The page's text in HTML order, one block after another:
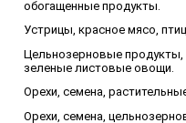
обогащенные продукты.
Устрицы, красное мясо,
Цельнозерновые продукты,
зеленые листовые овощи.
Орехи, семена,
Орехи, семена,